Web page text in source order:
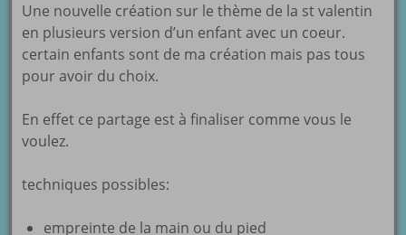
Une nouvelle création sur le thème de la st valentin
en plusieurs version d’un enfant avec un coeur.
certain enfants sont de ma création mais pas tous
pour avoir du choix.
En effet ce partage est à finaliser comme vous le
voulez.
techniques possibles:
empreinte de la main ou du pied